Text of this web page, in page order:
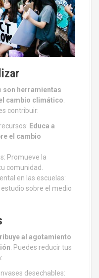
son herramientas
cambio climático
contribuir:
Educa a
el cambio
Promueve la
comunidad.
en las escuelas:
sobre el medio
al agotamiento
. Puedes reducir tus
desechables: